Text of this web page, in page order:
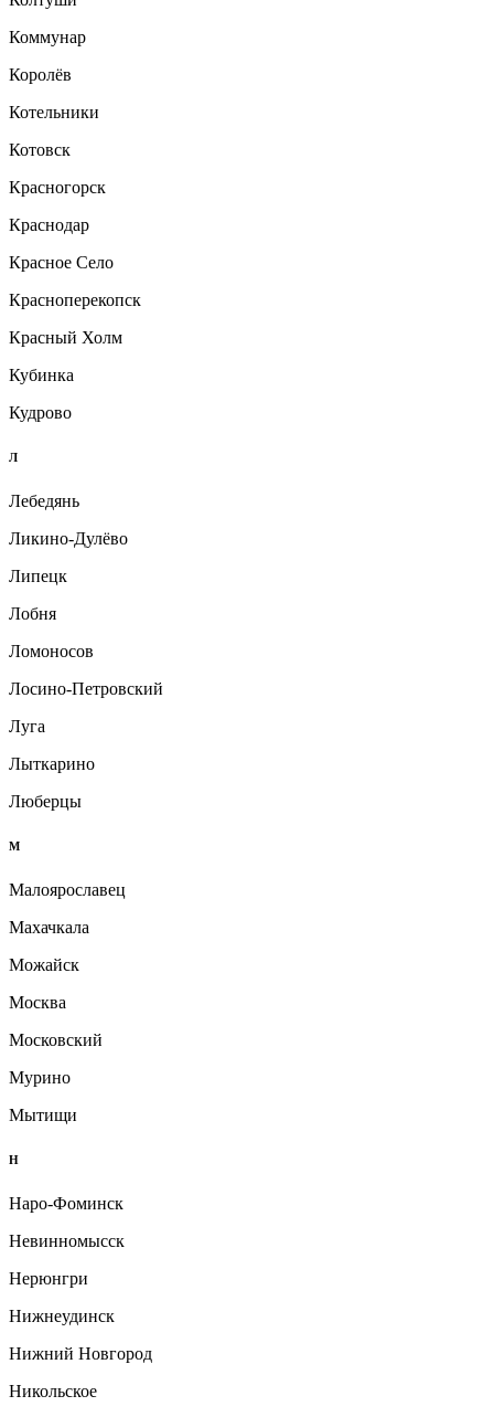
Коммунар
Королёв
Котельники
Котовск
Красногорск
Краснодар
Красное Село
Красноперекопск
Красный Холм
Кубинка
Кудрово
Л
Лебедянь
Ликино-Дулёво
Липецк
Лобня
Ломоносов
Лосино-Петровский
Луга
Лыткарино
Люберцы
М
Малоярославец
Махачкала
Можайск
Москва
Московский
Мурино
Мытищи
Н
Наро-Фоминск
Невинномысск
Нерюнгри
Нижнеудинск
Нижний Новгород
Никольское